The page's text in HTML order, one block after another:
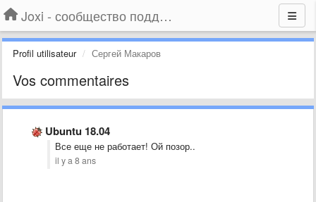
Joxi - сообщество поддержки
Profil utilisateur Сергей Макаров
Vos commentaires
Ubuntu 18.04
Все еще не работает! Ой позор..
il y a 8 ans